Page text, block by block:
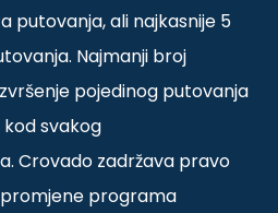
putovanja, ali najkasnije 5
Najmanji broj
pojedinog putovanja
svakog
Crovado zadržava pravo
programa